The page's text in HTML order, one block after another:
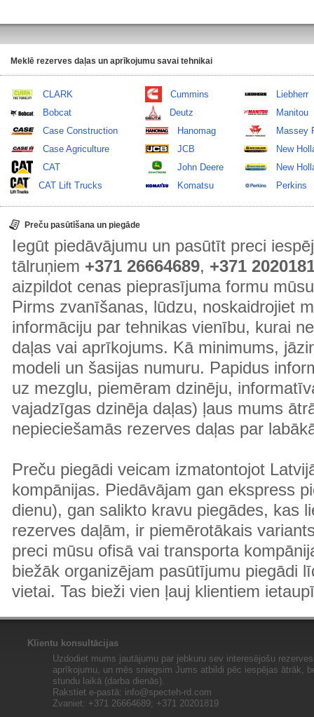
Meklē rezerves daļas un aprīkojumu savai tehnikai
CLARK
Bobcat
Case Construction
Case Agriculture
CAT
CAT Lift Trucks
Cummins
Deutz
Hanomag
JCB
John Deere
Komatsu
Liebherr
Manitou
Massey
New
New
Perkins
Preču pasūtīšana un piegāde
Iegūt piedāvājumu un pasūtīt preci
tālruņiem +371 26664689, +371
aizpildot cenas pieprasījuma formu
Pirms zvanīšanas, lūdzu, noskaidrojiet
informāciju par tehnikas vienību, kurai
daļas vai aprīkojums. Kā minimums,
modeli un šasijas numuru. Papidus
uz mezglu, piemēram dzinēju,
vajadzīgas dzinēja daļas) ļaus mums
nepieciešamās rezerves daļas par
Preču piegādi veicam izmatontojot
kompānijas. Piedāvājam gan ekspress
dienu), gan salikto kravu piegādes, kas
rezerves daļām, ir piemērotākais
preci mūsu ofisā vai transporta
biežāk organizējam pasūtījumu piegādi
vietai. Tas bieži vien ļauj klientiem
Klientu konsultācijas
Uzdodiet mums jautājumu par jebkuru sev interesējošu
aprīkojumu, un mēs sniegsim Jums atbildi pēc iespējas ātrāk,
stundu laikā (darba dienās).
Rakstiet e-pastā: info@specteh-rd.com
Zvaniet: +371 26664689; +371 20201819